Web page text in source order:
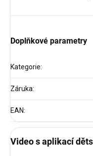
Doplňkové parametry
Kategorie:
Záruka:
EAN:
Video s aplikací